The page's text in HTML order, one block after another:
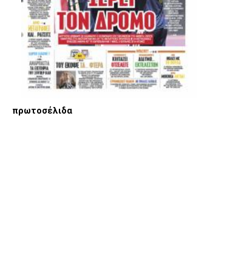
πρωτοσέλιδα